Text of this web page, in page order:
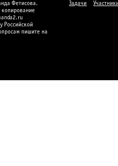
Фетисова.
Российской
пишите на
Задачи